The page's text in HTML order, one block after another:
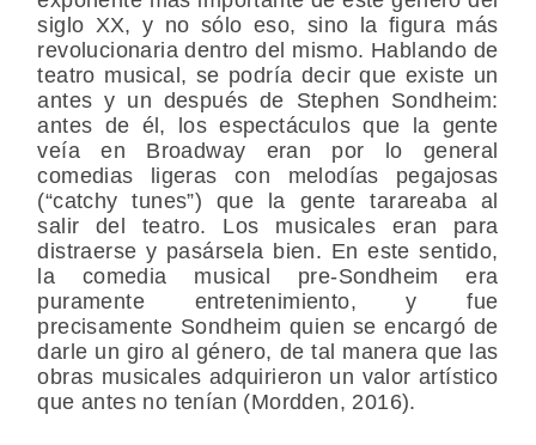
siglo XX, y no sólo eso, sino la figura más
revolucionaria dentro del mismo. Hablando de
teatro musical, se podría decir que existe un
antes y un después de Stephen Sondheim:
antes de él, los espectáculos que la gente
veía en Broadway eran por lo general
comedias ligeras con melodías pegajosas
(“catchy tunes”) que la gente tarareaba al
salir del teatro. Los musicales eran para
distraerse y pasársela bien. En este sentido,
la comedia musical pre-Sondheim era
puramente entretenimiento, y fue
precisamente Sondheim quien se encargó de
darle un giro al género, de tal manera que las
obras musicales adquirieron un valor artístico
que antes no tenían (Mordden, 2016).